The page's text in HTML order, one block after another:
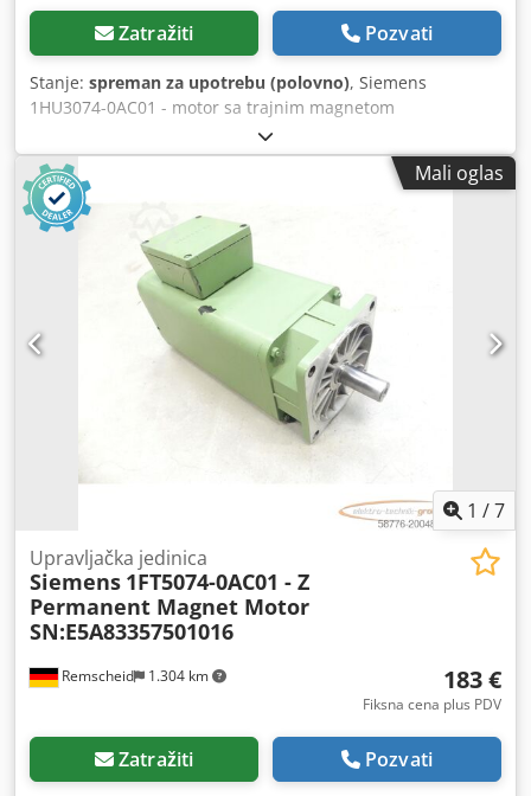
Zatražiti Pozvati
Stanje: spreman za upotrebu (polovno), Siemens
1HU3074-0AC01 - motor sa trajnim magnetom
SN:E3586654502002, Z= G31: vidi tipsku pločicu, G45:
ugrađena zadržna kočnica, korišćen, normalni tragovi
upotrebe, 100% ispravan, isporuka prema fotografijama.
Crodpfx Aex Dvhpekref
Mali oglas
1 /7
Remscheid 1.304 km
Upravljačka jedinica
Siemens 1FT5074-0AC01 - Z
Permanent Magnet Motor
SN:E5A83357501016
183 €
Fiksna cena plus PDV
Zatražiti Pozvati